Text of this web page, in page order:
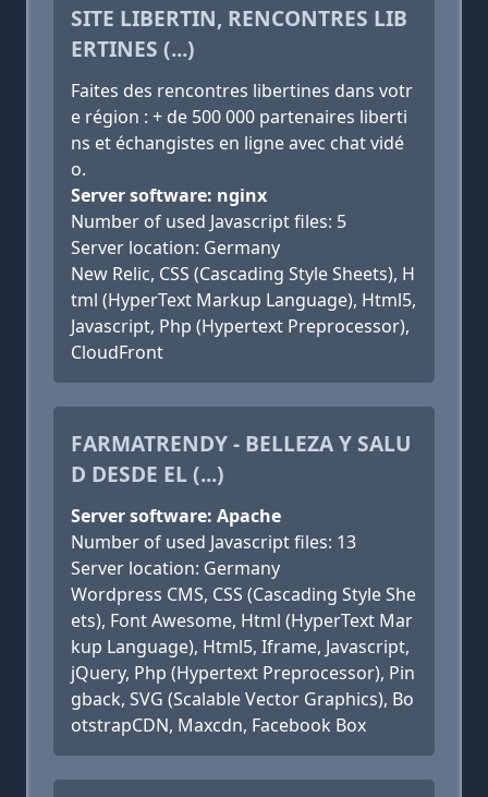
SITE LIBERTIN, RENCONTRES LIB
ERTINES (...)
Faites des rencontres libertines dans votr
e région : + de 500 000 partenaires liberti
ns et échangistes en ligne avec chat vidé
o.
Server software: nginx
Number of used Javascript files: 5
Server location: Germany
New Relic, CSS (Cascading Style Sheets), H
tml (HyperText Markup Language), Html5,
Javascript, Php (Hypertext Preprocessor),
CloudFront
FARMATRENDY - BELLEZA Y SALU
D DESDE EL (...)
Server software: Apache
Number of used Javascript files: 13
Server location: Germany
Wordpress CMS, CSS (Cascading Style She
ets), Font Awesome, Html (HyperText Mar
kup Language), Html5, Iframe, Javascript,
jQuery, Php (Hypertext Preprocessor), Pin
gback, SVG (Scalable Vector Graphics), Bo
otstrapCDN, Maxcdn, Facebook Box